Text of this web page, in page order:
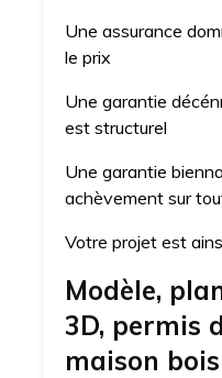
Une assurance
le prix
Une garantie
est structurel
Une garantie
achèvement sur
Votre projet est
Modèle,
3D, permis
maison